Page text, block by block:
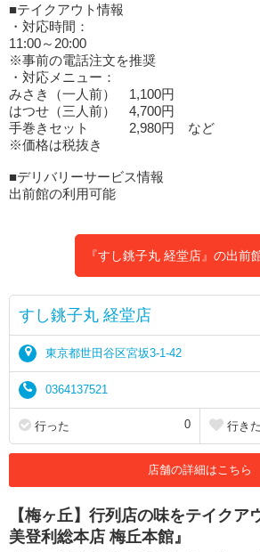
■テイクアウト情報
・対応時間：
11:00～20:00
※事前の電話注文を推奨
・対応メニュー：
みさき（一人前） 1,100円
はつせ（三人前） 4,700円
手巻きセット 2,980円 など
※価格は税抜き
■デリバリーサービス情報
出前館の利用可能
『すし銚子丸 経堂店』の出前
すし銚子丸 経堂店
東京都世田谷区宮坂3-1-42
0364137521
行った 0 行き
店舗の詳細はこちら
【梅ヶ丘】行列店の味をテイクア
美登利総本店 梅丘本館』